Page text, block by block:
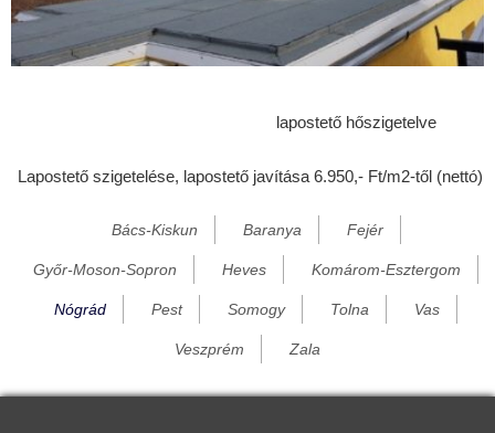
Egyházasgerge
Endrefalva
Érsekvadkert
Héhalom
lapostető hőszigetelve
Lapostető szigetelése, lapostető javítása 6.950,- Ft/m2-től (nettó)
Bács-Kiskun Baranya Fejér
Győr-Moson-Sopron Heves Komárom-Esztergom
Nógrád Pest Somogy Tolna Vas
Veszprém Zala